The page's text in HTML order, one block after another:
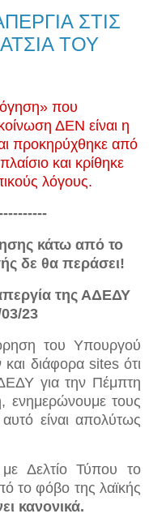
ΣΤΙΣ
ΤΟΥ
» που
ΔΕΝ είναι η
προκηρύχθηκε από
και κρίθηκε
λόγους.
κάτω από το
δε θα περάσει!
της ΑΔΕΔΥ
23
του Υπουργού
διάφορα sites ότι
για την Πέμπτη
ενημερώνουμε τους
είναι απολύτως
Δελτίο Τύπου το
το φόβο της λαϊκής
κανονικά.